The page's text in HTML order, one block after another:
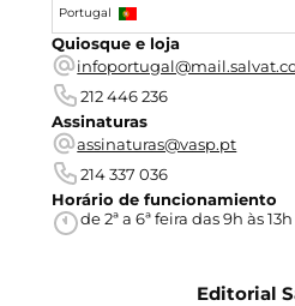
Portugal
Quiosque e loja
212 446 236
Assinaturas
assinaturas@vasp.pt
214 337 036
Horário de funcionamiento
de 2ª a 6ª feira das 9h às
Editorial